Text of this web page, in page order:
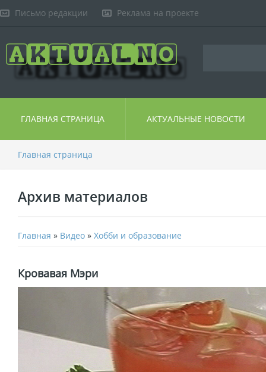
Письмо редакции Реклама на проекте
ГЛАВНАЯ СТРАНИЦА АКТУАЛЬНЫЕ НОВОСТИ
Главная страница
Архив материалов
Главная » Видео » Хобби и образование
Кровавая Мэри